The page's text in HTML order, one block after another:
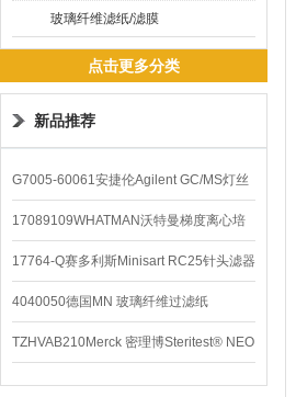
玻璃纤维滤纸/滤膜
点击更多分类
新品推荐
G7005-60061安捷伦Agilent GC/MS灯丝
配件
17089109WHATMAN沃特曼梯度离心培
养基
17764-Q赛多利斯Minisart RC25针头滤器
4040050德国MN 玻璃纤维过滤纸
TZHVAB210Merck 密理博Steritest® NEO
设备